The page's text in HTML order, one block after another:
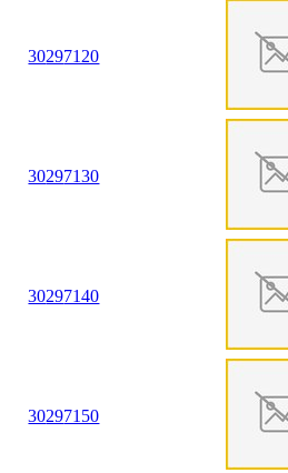
30297120
30297130
30297140
30297150